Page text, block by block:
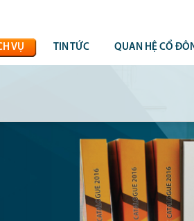
VỤ TIN TỨC QUAN HỆ CỔ